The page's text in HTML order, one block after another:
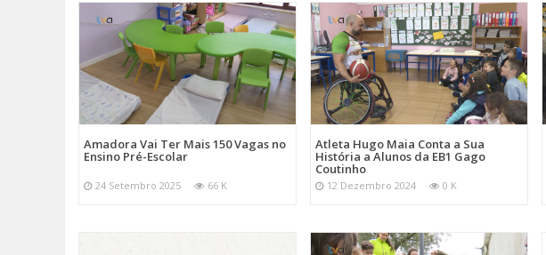
Amadora Vai Ter Mais 150 Vagas no
Ensino Pré-Escolar
24 Setembro 2025 66 K
Atleta Hugo Maia Conta a Sua
História a Alunos da EB1 Gago
Coutinho
12 Dezembro 2024 0 K